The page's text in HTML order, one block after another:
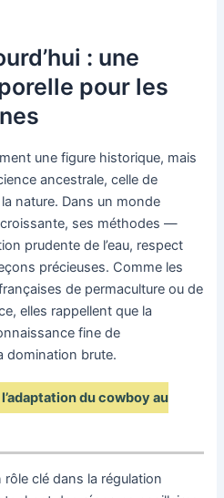
: une
pour les
une figure historique, mais
ancestrale, celle de
nature. Dans un monde
ses méthodes —
prudente de l’eau, respect
précieuses. Comme les
de permaculture ou de
elles rappellent que la
fine de
domination brute.
du cowboy au
clé dans la régulation